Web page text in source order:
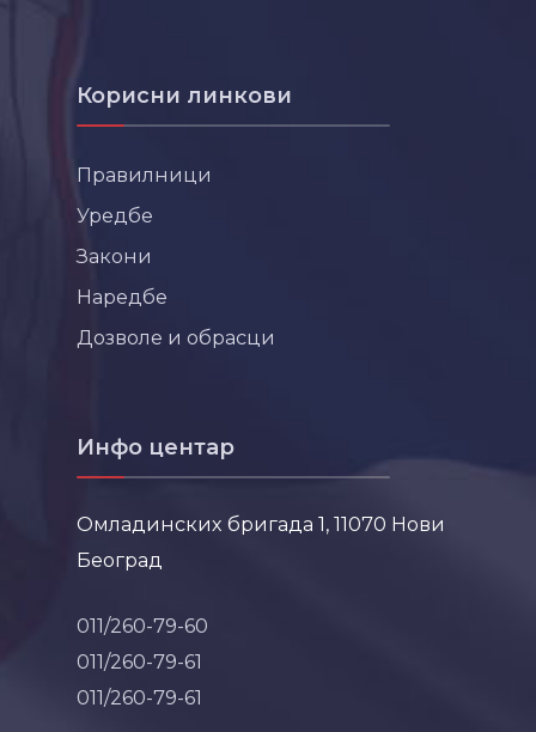
Корисни линкови
Правилници
Уредбе
Закони
Наредбе
Дозволе и обрасци
Инфо центар
Омладинских бригада 1, 11070 Нови
Београд
011/260-79-60
011/260-79-61
011/260-79-61